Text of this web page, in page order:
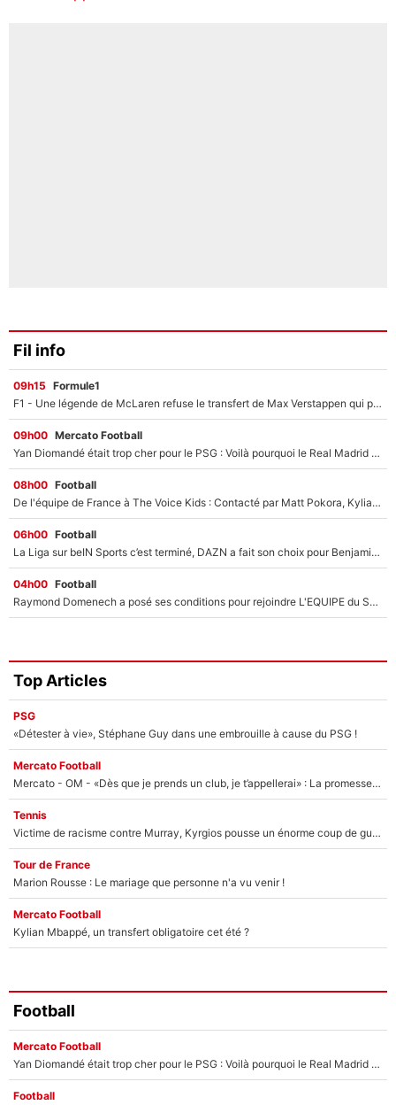
Fil info
09h15 Formule1
F1 - Une légende de McLaren refuse le transfert de Max Verstappen qui pourrait «faire des vagues» et plomber l'ambiance dans l'équipe
09h00 Mercato Football
Yan Diomandé était trop cher pour le PSG : Voilà pourquoi le Real Madrid a accepté de payer la somme record de 140M€ pour boucler son transfert !
08h00 Football
De l'équipe de France à The Voice Kids : Contacté par Matt Pokora, Kylian Mbappé a accepté de jouer un rôle inédit sur TF1 !
06h00 Football
La Liga sur beIN Sports c’est terminé, DAZN a fait son choix pour Benjamin Da Silva et Omar Da Fonseca !
04h00 Football
Raymond Domenech a posé ses conditions pour rejoindre L'EQUIPE du Soir : Il refuse de faire l'émission avec un autre chroniqueur !
Top Articles
PSG
«Détester à vie», Stéphane Guy dans une embrouille à cause du PSG !
Mercato Football
Mercato - OM - «Dès que je prends un club, je t’appellerai» : La promesse de Marcelino au moment de claquer la porte
Tennis
Victime de racisme contre Murray, Kyrgios pousse un énorme coup de gueule !
Tour de France
Marion Rousse : Le mariage que personne n'a vu venir !
Mercato Football
Kylian Mbappé, un transfert obligatoire cet été ?
Football
Mercato Football
Yan Diomandé était trop cher pour le PSG : Voilà pourquoi le Real Madrid a accepté de payer la somme record de 140M€ pour boucler son transfert !
Football